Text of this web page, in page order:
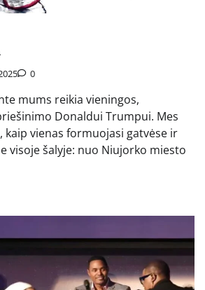
0
mums reikia vieningos,
Donaldui Trumpui. Mes
vienas formuojasi gatvėse ir
visoje šalyje: nuo Niujorko miesto